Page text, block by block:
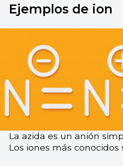
Ejemplos de ion
La azida es un anión
Los iones más conocidos